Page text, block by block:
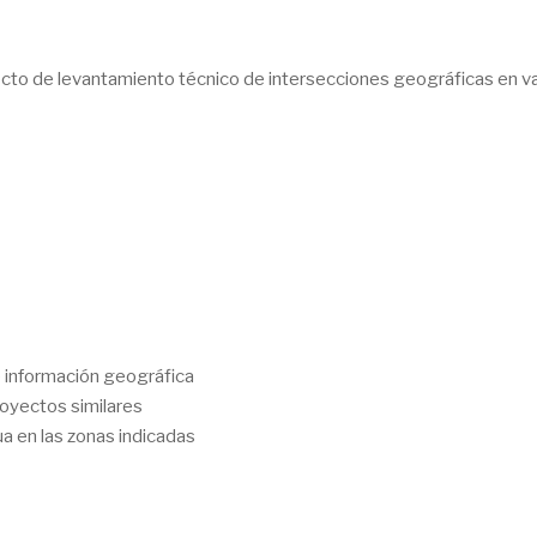
de levantamiento técnico de intersecciones geográficas en
geográfica
similares
en las zonas indicadas